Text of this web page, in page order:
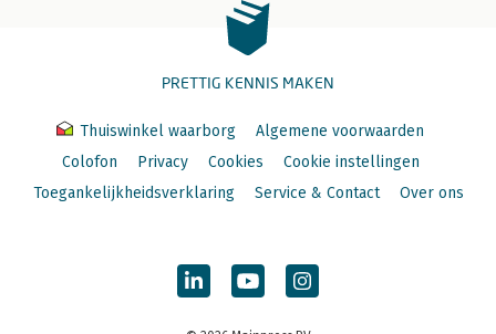
PRETTIG KENNIS MAKEN
Thuiswinkel waarborg
Algemene voorwaarden
Colofon
Privacy Cookies
Cookie instellingen
Toegankelijkheidsverklaring
Service & Contact Over ons